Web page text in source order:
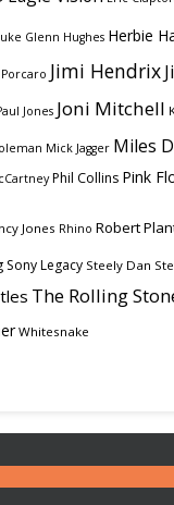
Glenn Hughes Herbie
Porcaro Jimi Hendrix
Jones Joni Mitchell
Mick Jagger Miles
Phil Collins Pink
Jones Rhino Robert
Sony Legacy Steely Dan
The Rolling
Whitesnake